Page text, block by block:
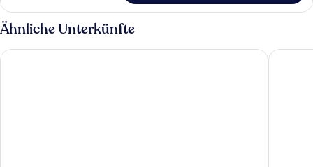
Ähnliche Unterkünfte
Hotel Ariston B&B